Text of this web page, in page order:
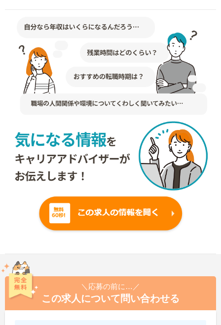
＼応募の前に…／
この求人について問い合わせる